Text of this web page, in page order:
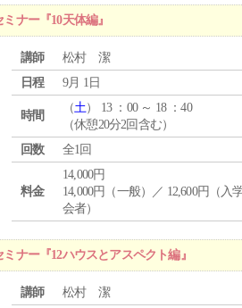
ナー『10天体編』
講師
松村 潔
日程
9月 1日
時間
（土） 13 ：00 ～ 18 ：40
（休憩20分2回含む）
回数
全1回
料金
14,000円
14,000円（一般）／ 12,600円（入
会者）
ナー『12ハウスとアスペクト編』
講師 松村 潔